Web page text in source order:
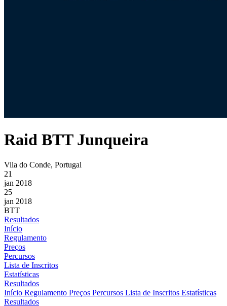
Raid BTT Junqueira
Vila do Conde, Portugal
21
jan 2018
25
jan 2018
BTT
Resultados
Início
Regulamento
Preços
Percursos
Lista de Inscritos
Estatísticas
Resultados
Início Regulamento Preços Percursos Lista de Inscritos Estatísticas
Resultados